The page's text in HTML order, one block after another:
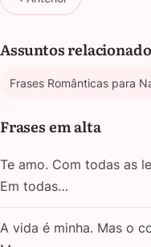
Assuntos
Frases Românticas para
Frases em alta
Te amo. Com todas as
Em todas…
A vida é minha. Mas o